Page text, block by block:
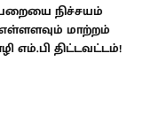
நிச்சயம்
மாற்றம்
எம்.பி திட்டவட்டம்!